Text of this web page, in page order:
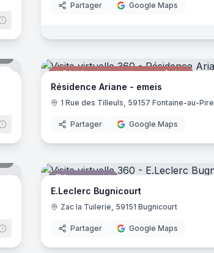
Partager Google Maps
emeis Résidence pour personnes âgées
Résidence Ariane - emeis
1 Rue des Tilleuls, 59157 Fontaine-au-Pire
Partager Google Maps
Supermarché
E.Leclerc Bugnicourt
Zac la Tuilerie, 59151 Bugnicourt
Partager Google Maps